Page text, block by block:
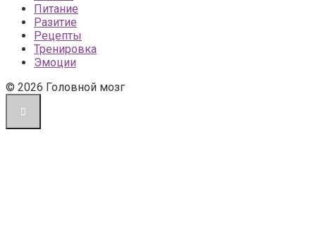
Питание
Разитие
Рецепты
Тренировка
Эмоции
© 2026 Головной мозг